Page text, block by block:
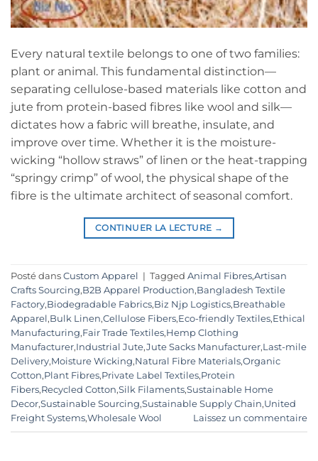
Every natural textile belongs to one of two families:
plant or animal. This fundamental distinction—
separating cellulose-based materials like cotton and
jute from protein-based fibres like wool and silk—
dictates how a fabric will breathe, insulate, and
improve over time. Whether it is the moisture-
wicking “hollow straws” of linen or the heat-trapping
“springy crimp” of wool, the physical shape of the
fibre is the ultimate architect of seasonal comfort.
CONTINUER LA LECTURE →
Posté dans Custom Apparel | Tagged Animal Fibres,Artisan
Crafts Sourcing,B2B Apparel Production,Bangladesh Textile
Factory,Biodegradable Fabrics,Biz Njp Logistics,Breathable
Apparel ,Bulk Linen,Cellulose Fibers,Eco-friendly Textiles,Ethical
Manufacturing,Fair Trade Textiles,Hemp Clothing
Manufacturer,Industrial Jute,Jute Sacks Manufacturer,Last-mile
Delivery,Moisture Wicking,Natural Fibre Materials,Organic
Cotton,Plant Fibres,Private Label Textiles,Protein
Fibers,Recycled Cotton,Silk Filaments,Sustainable Home
Decor,Sustainable Sourcing,Sustainable Supply Chain,United
Freight Systems,Wholesale Wool Laissez un commentaire